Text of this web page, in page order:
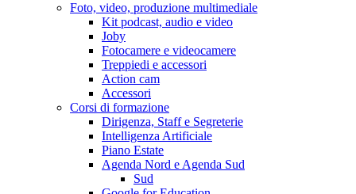
Foto, video, produzione multimediale
Kit podcast, audio e video
Joby
Fotocamere e videocamere
Treppiedi e accessori
Action cam
Accessori
Corsi di formazione
Dirigenza, Staff e Segreterie
Intelligenza Artificiale
Piano Estate
Agenda Nord e Agenda Sud
Sud